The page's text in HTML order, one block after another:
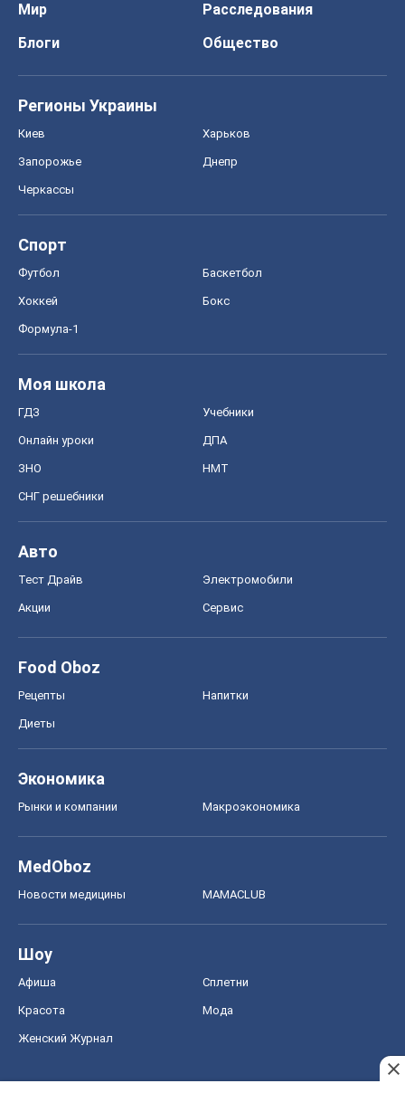
Мир
Расследования
Блоги
Общество
Регионы Украины
Киев Харьков
Запорожье Днепр
Черкассы
Спорт
Футбол Баскетбол
Хоккей Бокс
Формула-1
Моя школа
ГДЗ Учебники
Онлайн уроки ДПА
ЗНО НМТ
СНГ решебники
Авто
Тест Драйв Электромобили
Акции Сервис
Food Oboz
Рецепты Напитки
Диеты
Экономика
Рынки и компании Mакроэкономика
MedOboz
Новости медицины MAMACLUB
Шоу
Афиша Сплетни
Красота Мода
Женский Журнал